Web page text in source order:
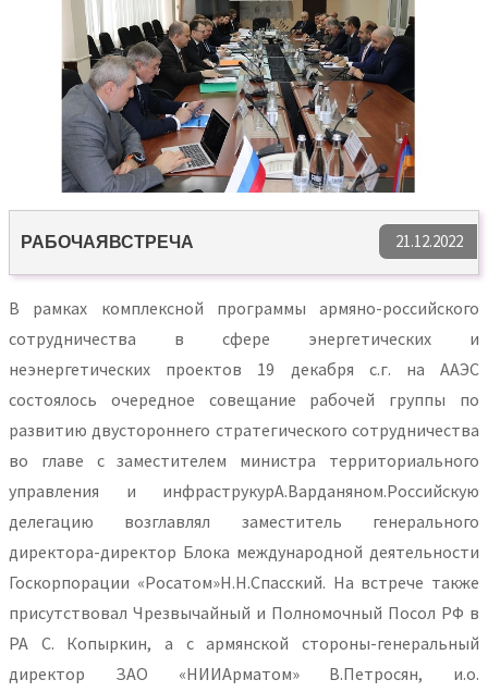
21.12.2022
РАБОЧАЯВСТРЕЧА
В рамках комплексной программы армяно-российского
сотрудничества в сфере энергетических и
неэнергетических проектов 19 декабря с.г. на ААЭС
состоялось очередное совещание рабочей группы по
развитию двустороннего стратегического сотрудничества
во главе с заместителем министра территориального
управления и инфраструкурА.Варданяном.Российскую
делегацию возглавлял заместитель генерального
директора-директор Блока международной деятельности
Госкорпорации «Росатом»Н.Н.Спасский. На встрече также
присутствовал Чрезвычайный и Полномочный Посол РФ в
РА С. Копыркин, а с армянской стороны-генеральный
директор ЗАО «НИИАрматом» В.Петросян, и.о.